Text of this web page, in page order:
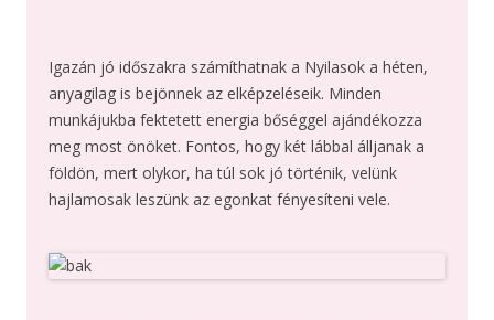
Igazán jó időszakra számíthatnak a Nyilasok a héten,
anyagilag is bejönnek az elképzeléseik. Minden
munkájukba fektetett energia bőséggel ajándékozza
meg most önöket. Fontos, hogy két lábbal álljanak a
földön, mert olykor, ha túl sok jó történik, velünk
hajlamosak leszünk az egonkat fényesíteni vele.